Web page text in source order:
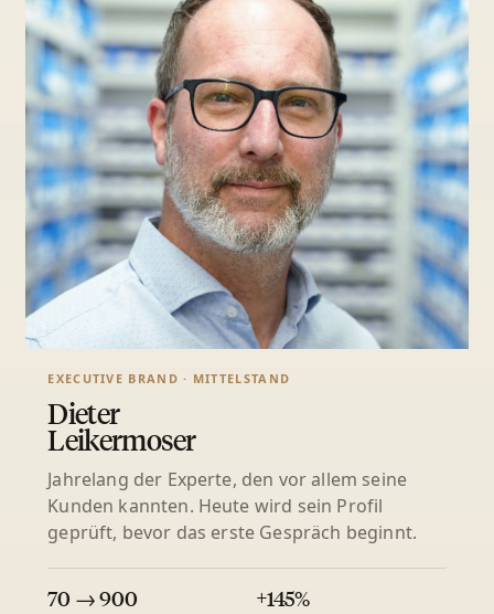
EXECUTIVE BRAND · MITTELSTAND
Dieter
Leikermoser
Jahrelang der Experte, den vor allem seine
Kunden kannten. Heute wird sein Profil
geprüft, bevor das erste Gespräch beginnt.
70 → 900 +145%